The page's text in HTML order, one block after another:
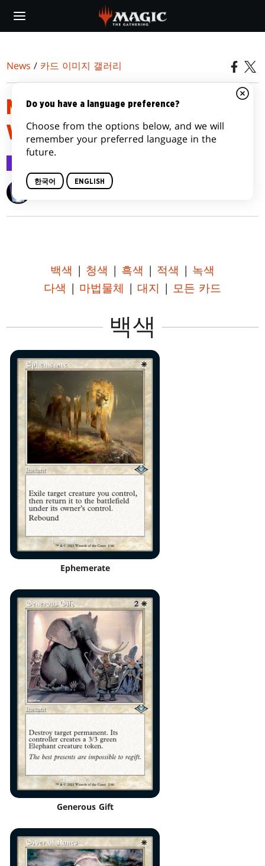
main
News / 카드 이미지 갤러리
MODERN HORIZONS 2
VARIANTS
Wizards of the Coast
백색 | 청색 | 흑색 | 적색 | 녹색
다색 | 마법물체 | 대지 | 모든 카드
백색
Ephemerate
Generous Gift
Do you have a language preference?
Choose from the options below, and we will
remember your preferred language in the
future.
한국어 ENGLISH